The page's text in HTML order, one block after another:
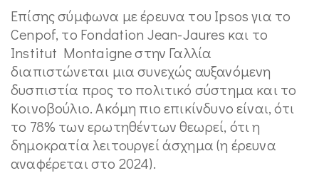
Επίσης σύμφωνα με έρευνα του Ipsos για το
Cenpof, το Fondation Jean-Jaures και το
Institut Montaigne στην Γαλλία
διαπιστώνεται μια συνεχώς αυξανόμενη
δυσπιστία προς το πολιτικό σύστημα και το
Κοινοβούλιο. Ακόμη πιο επικίνδυνο είναι, ότι
το 78% των ερωτηθέντων θεωρεί, ότι η
δημοκρατία λειτουργεί άσχημα (η έρευνα
αναφέρεται στο 2024).